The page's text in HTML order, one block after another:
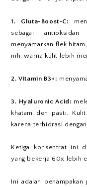
1. Gluta-Boost-C:
sebagai
menyamarkan flek
nih: warna kulit lebih
2. Vitamin B3+:
3. Hyaluronic Acid:
khatam deh pasti.
karena terhidrasi dengan
Ketiga konsentrat ini
yang bekerja 60x lebih
Ini adalah penampakan